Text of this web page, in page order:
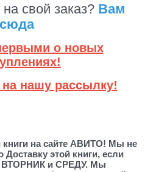
на свой заказ? Вам
сюда
о новых
нашу рассылку!
книги на сайте АВИТО! Мы не
этой книги, если
ВТОРНИК и СРЕДУ. Мы